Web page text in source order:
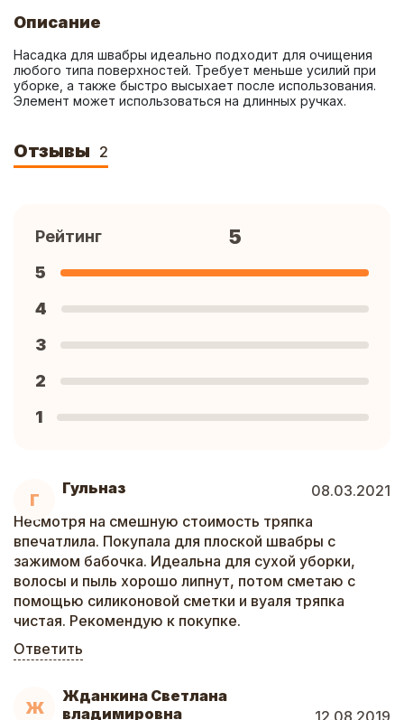
Описание
Насадка для швабры идеально подходит для очищения
любого типа поверхностей. Требует меньше усилий при
уборке, а также быстро высыхает после использования.
Элемент может использоваться на длинных ручках.
Отзывы 2
Г
Гульназ
08.03.2021
Несмотря на смешную стоимость тряпка
впечатлила. Покупала для плоской швабры с
зажимом бабочка. Идеальна для сухой уборки,
волосы и пыль хорошо липнут, потом сметаю с
помощью силиконовой сметки и вуаля тряпка
чистая. Рекомендую к покупке.
Ответить
Ж
Жданкина Светлана
владимировна
12.08.2019
Рейтинг 5
5
4
3
2
1